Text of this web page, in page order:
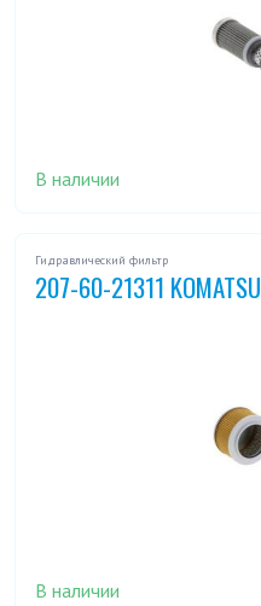
В наличии
Гидравлический фильтр
207-60-21311 KOMATSU
В наличии